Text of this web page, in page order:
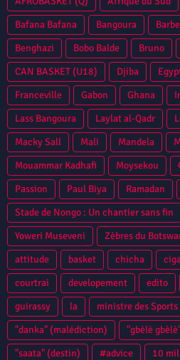
Bafana Bafana
Bangoura
Benghazi
Bobo Balde Bruno
CAN BASKET (U18)
Djiba
Franceville
Gabon Ghana
Lass Bangoura
Laylat al-Qadr
Macky Sall
Mali Mandela
Mouammar Kadhafi
Moysekou
Passion
Paul Biya Ramadan
Stade de Nongo : Un chantier sans fin
Yoweri Museveni
Zèbres du
attitude
basket chicha
courtrai
developement edito
guirassy
la ministre des Sports
"danka" (malédiction)
"gbèlè
"saata" (destin)
#advice
10